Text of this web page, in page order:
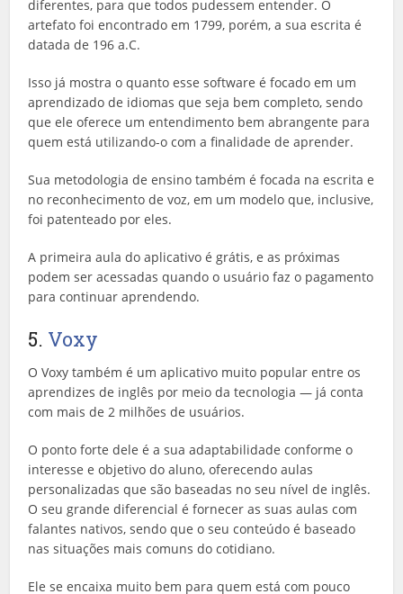
diferentes, para que todos pudessem entender. O
artefato foi encontrado em 1799, porém, a sua escrita é
datada de 196 a.C.
Isso já mostra o quanto esse software é focado em um
aprendizado de idiomas que seja bem completo, sendo
que ele oferece um entendimento bem abrangente para
quem está utilizando-o com a finalidade de aprender.
Sua metodologia de ensino também é focada na escrita e
no reconhecimento de voz, em um modelo que, inclusive,
foi patenteado por eles.
A primeira aula do aplicativo é grátis, e as próximas
podem ser acessadas quando o usuário faz o pagamento
para continuar aprendendo.
5. Voxy
O Voxy também é um aplicativo muito popular entre os
aprendizes de inglês por meio da tecnologia — já conta
com mais de 2 milhões de usuários.
O ponto forte dele é a sua adaptabilidade conforme o
interesse e objetivo do aluno, oferecendo aulas
personalizadas que são baseadas no seu nível de inglês.
O seu grande diferencial é fornecer as suas aulas com
falantes nativos, sendo que o seu conteúdo é baseado
nas situações mais comuns do cotidiano.
Ele se encaixa muito bem para quem está com pouco